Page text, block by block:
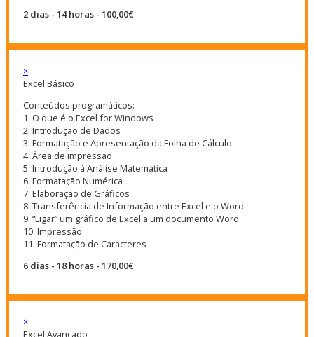
2 dias - 14 horas - 100,00€
×
Excel Básico
Conteúdos programáticos:
1. O que é o Excel for Windows
2. Introdução de Dados
3. Formatação e Apresentação da Folha de Cálculo
4. Área de impressão
5. Introdução à Análise Matemática
6. Formatação Numérica
7. Elaboração de Gráficos
8. Transferência de Informação entre Excel e o Word
9. “Ligar” um gráfico de Excel a um documento Word
10. Impressão
11. Formatação de Caracteres
6 dias - 18 horas - 170,00€
×
Excel Avançado